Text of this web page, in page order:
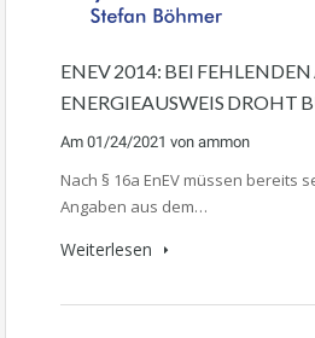
ENEV 2014: BEI
ENERGIEAUSWEIS DROHT
Am 01/24/2021 von ammon
Nach § 16a EnEV müssen bereits
Angaben aus dem…
Weiterlesen